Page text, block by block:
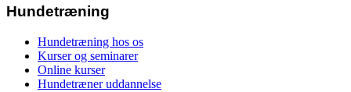
Hundetræning
Hundetræning hos os
Kurser og seminarer
Online kurser
Hundetræner uddannelse